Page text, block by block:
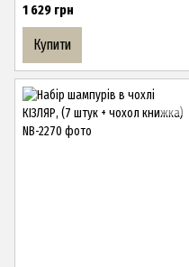
1 629 грн
Купити